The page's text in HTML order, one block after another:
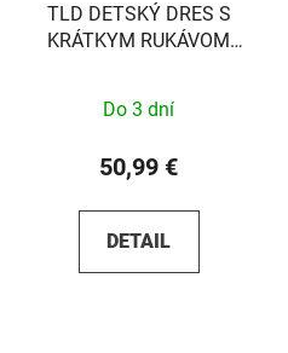
TLD DETSKÝ DRES S
KRÁTKYM RUKÁVOM
Do 3 dní
50,99 €
DETAIL